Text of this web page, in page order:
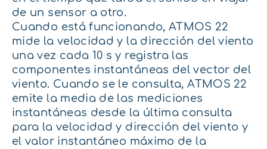
de un sensor a otro.
Cuando está funcionando, ATMOS 22
mide la velocidad y la dirección del viento
una vez cada 10 s y registra las
componentes instantáneas del vector del
viento. Cuando se le consulta, ATMOS 22
emite la media de las mediciones
instantáneas desde la última consulta
para la velocidad y dirección del viento y
el valor instantáneo máximo de la